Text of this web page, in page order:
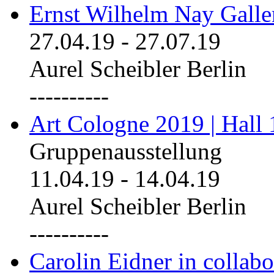
Ernst Wilhelm Nay
27.04.19 - 27.07.19
Aurel Scheibler Berlin
----------
Art Cologne 2019 | Hall
Gruppenausstellung
11.04.19 - 14.04.19
Aurel Scheibler Berlin
----------
Carolin Eidner in